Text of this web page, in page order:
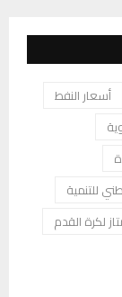
أسعار النفط
للتنمية
لكرة القدم